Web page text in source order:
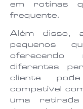
em rotinas
frequente.
Além disso,
pequenos
oferecendo
diferentes
cliente
compatível
uma